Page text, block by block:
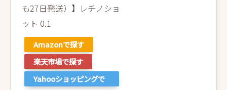
も27日発送）】レチノショ
ット 0.1
Amazonで探す
楽天市場で探す
Yahooショッピングで